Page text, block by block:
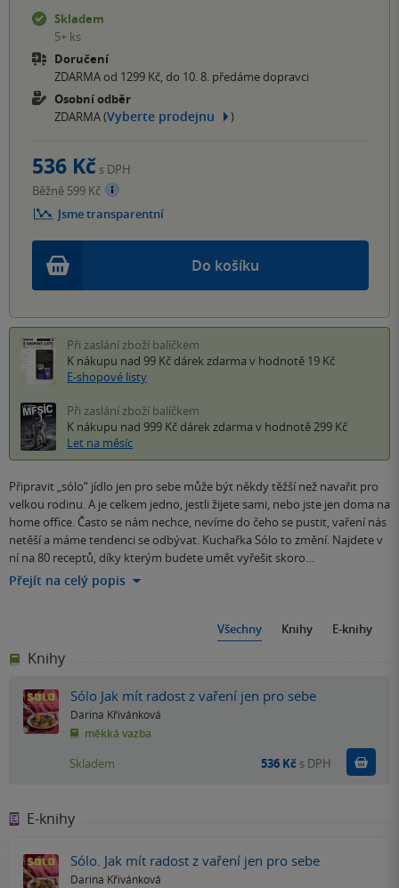
Skladem
5+ ks
Doručení
ZDARMA od 1299 Kč, do 10. 8. předáme dopravci
Osobní odběr
ZDARMA (Vyberte prodejnu )
Do košíku
536 Kč s DPH
Běžně 599 Kč
Jsme transparentní
Při zaslání zboží balíčkem
K nákupu nad 99 Kč dárek zdarma v hodnotě 19 Kč
E-shopové listy
Při zaslání zboží balíčkem
K nákupu nad 999 Kč dárek zdarma v hodnotě 299 Kč
Let na měsíc
Připravit „sólo“ jídlo jen pro sebe může být někdy těžší než navařit pro
velkou rodinu. A je celkem jedno, jestli žijete sami, nebo jste jen doma na
home office. Často se nám nechce, nevíme do čeho se pustit, vaření nás
netěší a máme tendenci se odbývat. Kuchařka Sólo to změní. Najdete v
ní na 80 receptů, díky kterým budete umět vyřešit skoro…
Přejít na celý popis
Všechny Knihy E-knihy
Knihy
Sólo Jak mít radost z vaření jen pro sebe
Darina Křivánková
měkká vazba
Skladem 536 Kč s DPH
E-knihy
Sólo. Jak mít radost z vaření jen pro sebe
Darina Křivánková